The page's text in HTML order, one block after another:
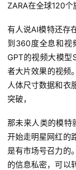
ZARA在全球120
有人说AI模特还存
到360度全息和视
GPT的视频大模
者大片效果的视频
人体尺寸数据和衣
突破，
那未来人类的模特
开始走明星网红的
是有市场号召力的
的信息私密，可以